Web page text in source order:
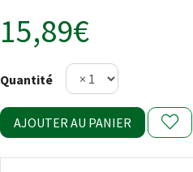
15,89€
Quantité
AJOUTER AU PANIER